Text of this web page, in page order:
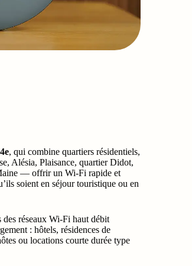
, qui combine quartiers résidentiels,
Alésia, Plaisance, quartier Didot,
— offrir un Wi-Fi rapide et
soient en séjour touristique ou en
réseaux Wi-Fi haut débit
: hôtels, résidences de
ou locations courte durée type